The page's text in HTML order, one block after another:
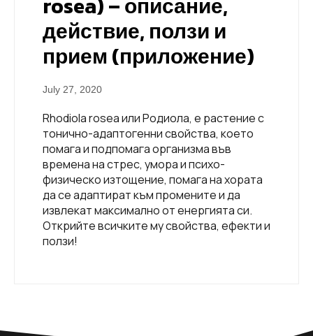
действие, ползи и
прием (приложение)
July 27, 2020
Rhodiola rosea или Родиола, е растение с
тонично-адаптогенни свойства, което
помага и подпомага организма във
времена на стрес, умора и психо-
физическо изтощение, помага на хората
да се адаптират към промените и да
извлекат максимално от енергията си.
Открийте всичките му свойства, ефекти и
ползи!